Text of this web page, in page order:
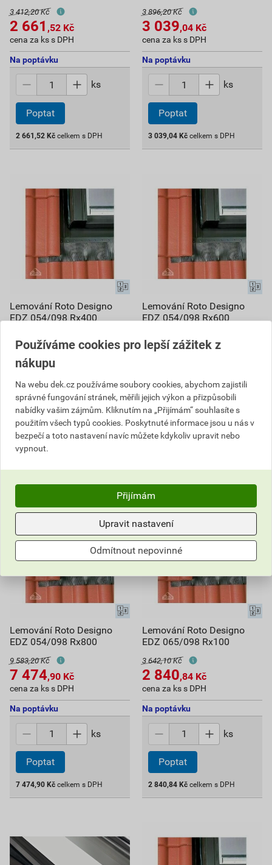
3 412,20 Kč
2 661 ,52 Kč
cena za ks s DPH
Na poptávku
ks
Poptat
2 661,52 Kč celkem s DPH
3 896,20 Kč
3 039,04 Kč
cena za ks s DPH
Na poptávku
ks
Poptat
3 039,04 Kč celkem s DPH
Lemování Roto Designo
EDZ 054/098 Rx400
7 474,90Kč
cena za ks s DPH
Na poptávku
ks
Poptat
Lemování Roto Designo
EDZ 054/098 Rx600
7 474,90Kč
Na poptávku
ks
Poptat
Lemování Roto Designo
EDZ 054/098 Rx800
9 583,20 Kč
7 474,90 Kč
cena za ks s DPH
Na poptávku
ks
Poptat
7 474,90 Kč celkem s DPH
Lemování Roto Designo
EDZ 065/098 Rx100
3 642,10 Kč
2 840,84 Kč
cena za ks s DPH
Na poptávku
ks
Poptat
2 840,84 Kč celkem s DPH
Používáme cookies pro lepší zážitek z
nákupu
Na webu dek.cz používáme soubory cookies, abychom zajistili
správné fungování stránek, měřili jejich výkon a přizpůsobili
nabídky vašim zájmům. Kliknutím na „Přijímám“ souhlasíte s
použitím všech typů cookies. Poskytnuté informace jsou u nás v
bezpečí a toto nastavení navíc můžete kdykoliv upravit nebo
vypnout.
Přijímám
Upravit nastavení
Odmítnout nepovinné